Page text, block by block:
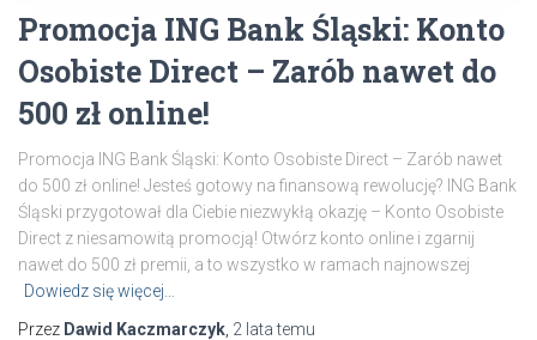
Promocja ING Bank Śląski: Konto
Osobiste Direct – Zarób nawet do
500 zł online!
Promocja ING Bank Śląski: Konto Osobiste Direct – Zarób nawet
do 500 zł online! Jesteś gotowy na finansową rewolucję? ING Bank
Śląski przygotował dla Ciebie niezwykłą okazję – Konto Osobiste
Direct z niesamowitą promocją! Otwórz konto online i zgarnij
nawet do 500 zł premii, a to wszystko w ramach najnowszej
Dowiedz się więcej…
Przez Dawid Kaczmarczyk 2 latatemu